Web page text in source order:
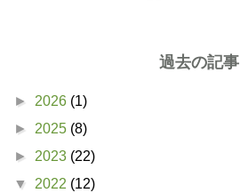
過去の記事
► 2026 (1)
► 2025 (8)
► 2023 (22)
▼ 2022 (12)